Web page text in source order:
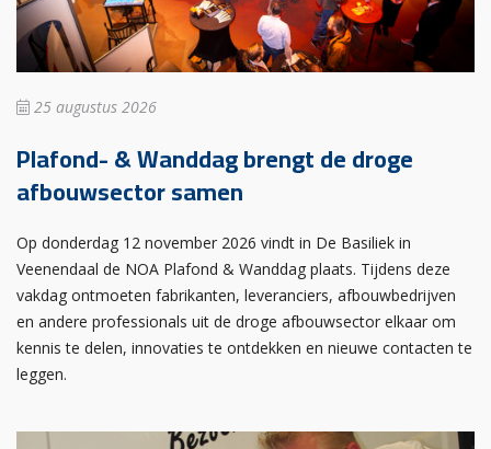
25 augustus 2026
Plafond- & Wanddag brengt de droge
afbouwsector samen
Op donderdag 12 november 2026 vindt in De Basiliek in
Veenendaal de NOA Plafond & Wanddag plaats. Tijdens deze
vakdag ontmoeten fabrikanten, leveranciers, afbouwbedrijven
en andere professionals uit de droge afbouwsector elkaar om
kennis te delen, innovaties te ontdekken en nieuwe contacten te
leggen.